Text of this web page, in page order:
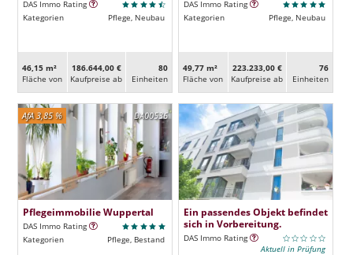
DAS Immo Rating
Kategorien
Pflege, Neubau
46,15 m²
Fläche von
186.644,00 €
Kaufpreise ab
80
Ein­heiten
DAS Immo Rating
Kategorien
Pflege, Neubau
49,77 m²
Fläche von
223.233,00 €
Kaufpreise ab
76
Ein­heiten
DA00536
AfA 3,85 %
Pflegeimmobilie Wuppertal
DAS Immo Rating
Kategorien
Pflege, Bestand
Ein passendes Objekt befindet
sich in Vorbereitung.
DAS Immo Rating
Aktuell in Prüfung